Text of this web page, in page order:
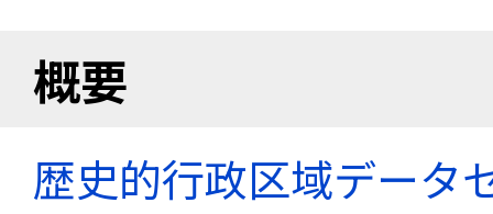
概要
歴史的行政区域データ